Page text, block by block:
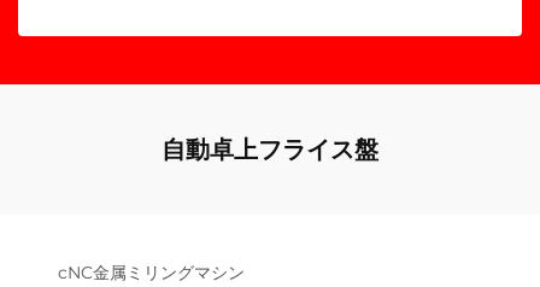
自動卓上フライス盤
cNC金属ミリングマシン